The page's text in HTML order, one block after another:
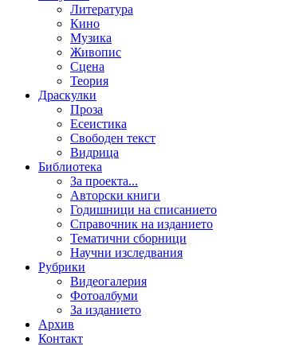
Литература
Кино
Музика
Живопис
Сцена
Теория
Драскулки
Проза
Есеистика
Свободен текст
Видрица
Библиотека
За проекта...
Авторски книги
Годишници на списанието
Справочник на изданието
Тематични сборници
Научни изследвания
Рубрики
Видеогалерия
Фотоалбуми
За изданието
Архив
Контакт